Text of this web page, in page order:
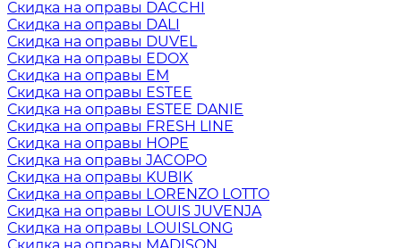
Скидка на оправы DACCHI
Скидка на оправы DALI
Скидка на оправы DUVEL
Скидка на оправы EDOX
Скидка на оправы EM
Скидка на оправы ESTEE
Скидка на оправы ESTEE DANIE
Скидка на оправы FRESH LINE
Скидка на оправы HOPE
Скидка на оправы JACOPO
Скидка на оправы KUBIK
Скидка на оправы LORENZO LOTTO
Скидка на оправы LOUIS JUVENJA
Скидка на оправы LOUISLONG